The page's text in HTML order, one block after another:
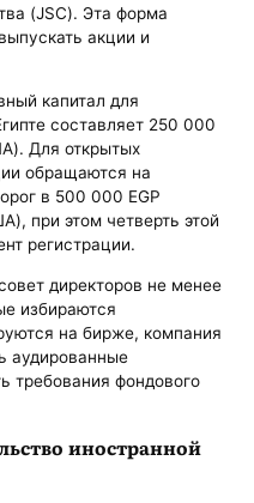
(JSC). Эта форма
акции и
капитал для
составляет 250 000
Для открытых
обращаются на
в 500 000 EGP
при этом четверть этой
регистрации.
директоров не менее
избираются
на бирже, компания
аудированные
требования фондового
иностранной